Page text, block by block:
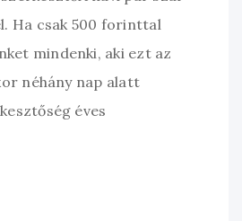
Ha csak 500 forinttal
mindenki, aki ezt az
néhány nap alatt
éves